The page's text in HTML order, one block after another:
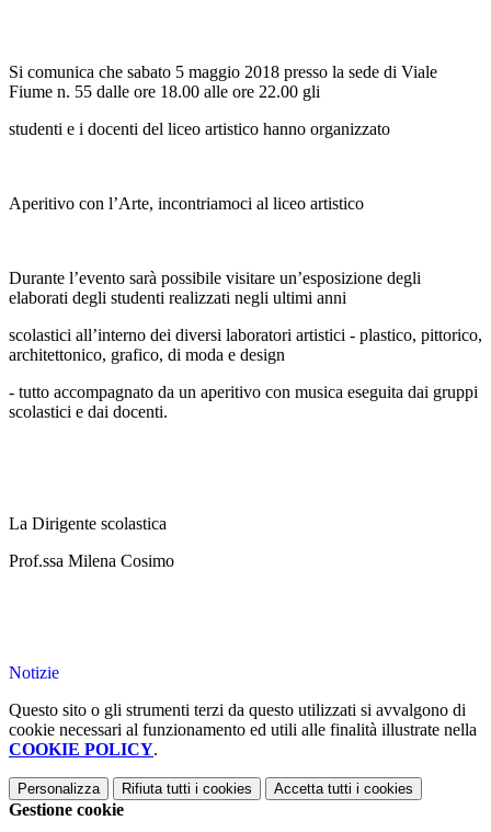
Si comunica che sabato 5 maggio 2018 presso la sede di Viale
Fiume n. 55 dalle ore 18.00 alle ore 22.00 gli
studenti e i docenti del liceo artistico hanno organizzato
Aperitivo con l’Arte, incontriamoci al liceo artistico
Durante l’evento sarà possibile visitare un’esposizione degli
elaborati degli studenti realizzati negli ultimi anni
scolastici all’interno dei diversi laboratori artistici - plastico, pittorico,
architettonico, grafico, di moda e design
- tutto accompagnato da un aperitivo con musica eseguita dai gruppi
scolastici e dai docenti.
La Dirigente scolastica
Prof.ssa Milena Cosimo
Notizie
Questo sito o gli strumenti terzi da questo utilizzati si avvalgono di
cookie necessari al funzionamento ed utili alle finalità illustrate nella
COOKIE POLICY.
Personalizza Rifiuta tutti i cookies Accetta tutti i cookies
Gestione cookie